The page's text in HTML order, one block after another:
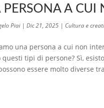
PERSONA A CUI
Piai | Dic 21, 2025 | Cultura e
una persona a cui non
questi tipi di persone? Sì,
essere molto diverse